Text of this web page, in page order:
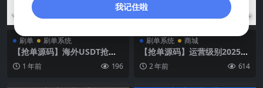
刷单 刷单系统
【抢单源码】海外USDT抢单
系统带打针功能刷单投资理财
源码1 年前 196
刷单系统 商城
【抢单源码】运营级别2025年
ebay易贝多语言抢单刷单系
统/叠加组/打针/独立代理后
2 年前 614
我记住啦